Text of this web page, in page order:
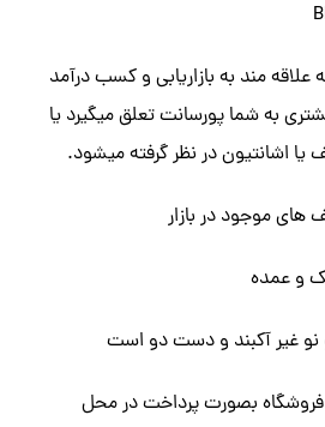
علاقه مند به بازاریابی و کسب درآمد
به شما پورسانت تعلق میگیرد یا
اشانتیون در نظر گرفته میشود.
موجود در بازار
و عمده
غیر آکبند و دست دو است